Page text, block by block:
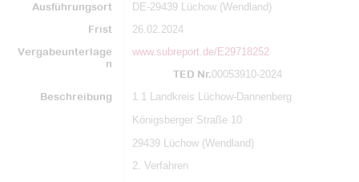
Ausführungsort
DE-29439 Lüchow (Wendland)
Frist
26.02.2024
Vergabeunterlage
n
www.subreport.de/E29718252
TED Nr.00053910-2024
Beschreibung
1.1 Landkreis Lüchow-Dannenberg
Königsberger Straße 10
29439 Lüchow (Wendland)
2. Verfahren